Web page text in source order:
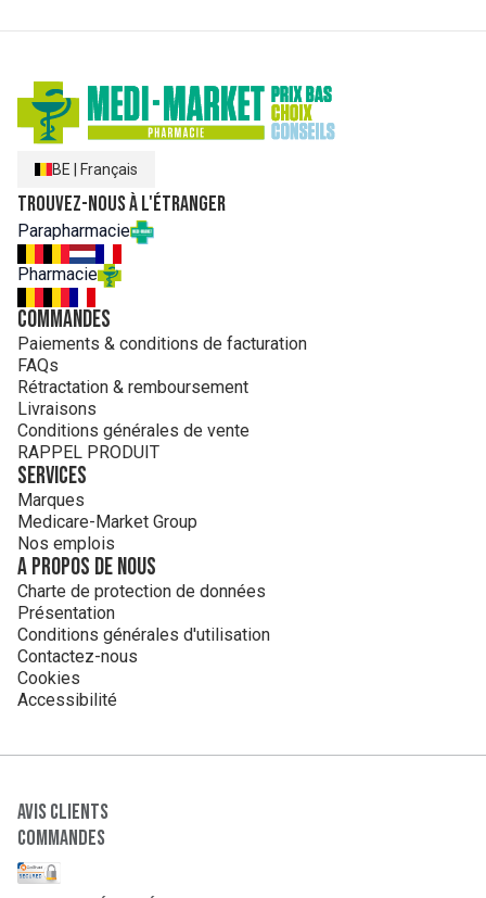
BE Français
Trouvez-nous à l'étranger
Parapharmacie
Pharmacie
Commandes
Paiements & conditions de facturation
FAQs
Rétractation & remboursement
Livraisons
Conditions générales de vente
RAPPEL PRODUIT
Services
Marques
Medicare-Market Group
Nos emplois
A propos de nous
Charte de protection de données
Présentation
Conditions générales d'utilisation
Contactez-nous
Cookies
Accessibilité
Avis clients
Commandes